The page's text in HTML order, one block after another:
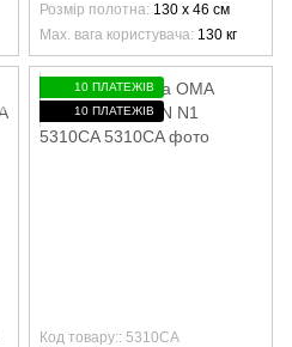
Розмір полотна 130 х 46 см
Max. вага користувача 130 кг
10 ПЛАТЕЖІВ
10 ПЛАТЕЖІВ
Код товару:: 5310CA